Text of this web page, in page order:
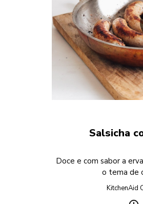
Salsicha
Doce e com sabor a
o tema de
KitchenAid